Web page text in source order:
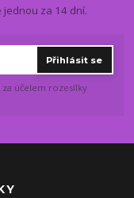
jednou za 14 dní.
Přihlásit se
za účelem rozesílky